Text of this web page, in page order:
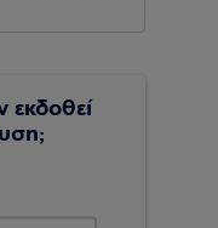
εκδοθεί